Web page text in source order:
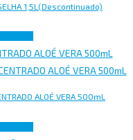
1,5L(Descontinuado)
ALOÉ VERA 500mL